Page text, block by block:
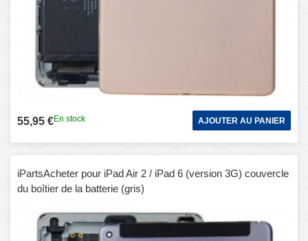
55,95 €En stock AJOUTER AU PANIER
iPartsAcheter pour iPad Air 2 / iPad 6 (version 3G) couvercle
du boîtier de la batterie (gris)